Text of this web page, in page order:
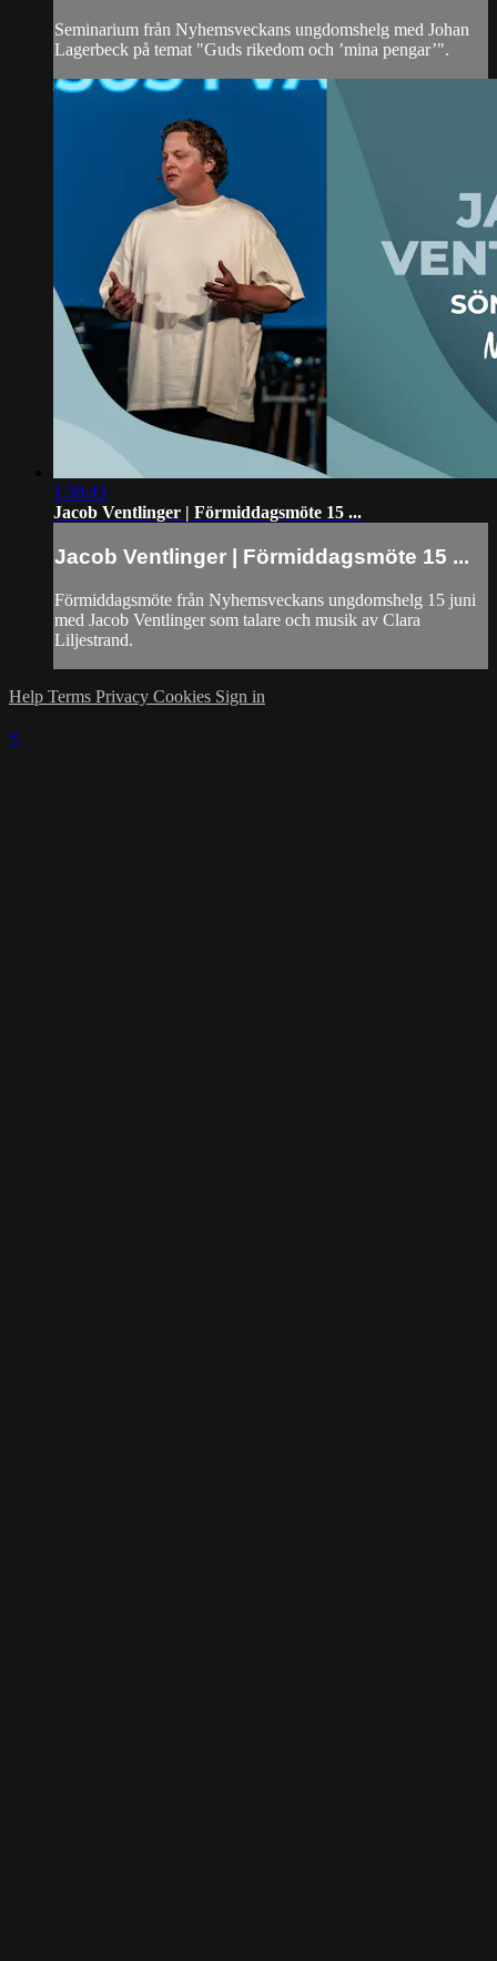
Seminarium från Nyhemsveckans ungdomshelg med Johan
Lagerbeck på temat "Guds rikedom och ’mina pengar’".
1:30:43
Jacob Ventlinger | Förmiddagsmöte 15 ...
Jacob Ventlinger | Förmiddagsmöte 15 ...
Förmiddagsmöte från Nyhemsveckans ungdomshelg 15 juni
med Jacob Ventlinger som talare och musik av Clara
Liljestrand.
Help Terms Privacy Cookies Sign in
×